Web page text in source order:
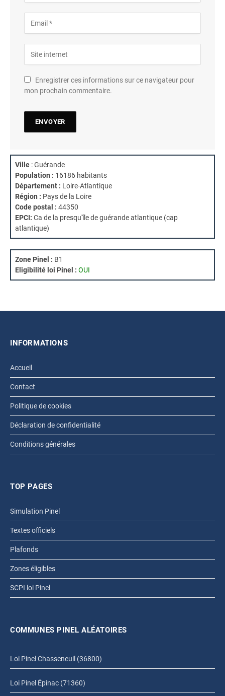
Enregistrer ces informations sur ce navigateur pour
mon prochain commentaire.
Ville : Guérande
Population : 16186 habitants
Département : Loire-Atlantique
Région : Pays de la Loire
Code postal : 44350
EPCI: Ca de la presqu'île de guérande atlantique (cap
atlantique)
Zone Pinel : B1
Eligibilité loi Pinel : OUI
INFORMATIONS
Accueil
Contact
Politique de cookies
Déclaration de confidentialité
Conditions générales
TOP PAGES
Simulation Pinel
Textes officiels
Plafonds
Zones éligibles
SCPI loi Pinel
COMMUNES PINEL ALÉATOIRES
Loi Pinel Chasseneuil (36800)
Loi Pinel Épinac (71360)